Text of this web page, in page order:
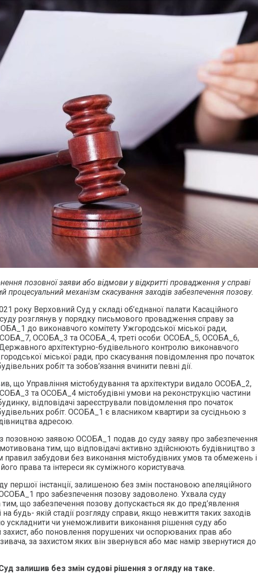
позовної заяви або відмови у відкритті провадження у справі
процесуальний механізм скасування заходів забезпечення позову.
року Верховний Суд у складі об’єднаної палати Касаційного
розглянув у порядку письмового провадження справу за
до виконавчого комітету Ужгородської міської ради,
ОСОБА_3 та ОСОБА_4, треті особи: ОСОБА_5, ОСОБА_6,
архітектурно-будівельного контролю виконавчого
міської ради, про скасування повідомлення про початок
робіт та зобов’язання вчинити певні дії.
що Управління містобудування та архітектури видало ОСОБА_2,
та ОСОБА_4 містобудівні умови на реконструкцію частини
відповідачі зареєстрували повідомлення про початок
робіт. ОСОБА_1 є власником квартири за сусідньою з
адресою.
позовною заявою ОСОБА_1 подав до суду заяву про забезпечення
тим, що відповідачі активно здійснюють будівництво з
забудови без виконання містобудівних умов та обмежень і
права та інтереси як суміжного користувача.
першої інстанції, залишеною без змін постановою апеляційного
про забезпечення позову задоволено. Ухвала суду
що забезпечення позову допускається як до пред’явлення
на будь- якій стадії розгляду справи, якщо невжиття таких заходів
ускладнити чи унеможливити виконання рішення суду або
або поновлення порушених чи оспорюваних прав або
за захистом яких він звернувся або має намір звернутися до
залишив без змін судові рішення з огляду на таке.